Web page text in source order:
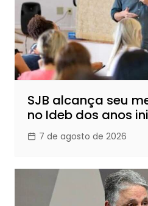
SJB alcança seu
no Ideb dos anos
7 de agosto de 2026